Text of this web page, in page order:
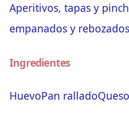
Aperitivos, tapas y
empanados y rebozados
Ingredientes
HuevoPan ralladoQueso